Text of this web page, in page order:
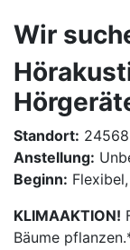
Wir
Standort:
Anstellung:
Beginn:
KLIMAAKTION!
Bäume